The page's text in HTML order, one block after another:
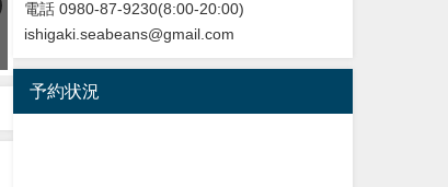
改訂版 石垣島の野鳥図鑑
2026年3月3日
電話 0980-87-9230(8:00-20:00)
ishigaki.seabeans@gmail.com
予約状況